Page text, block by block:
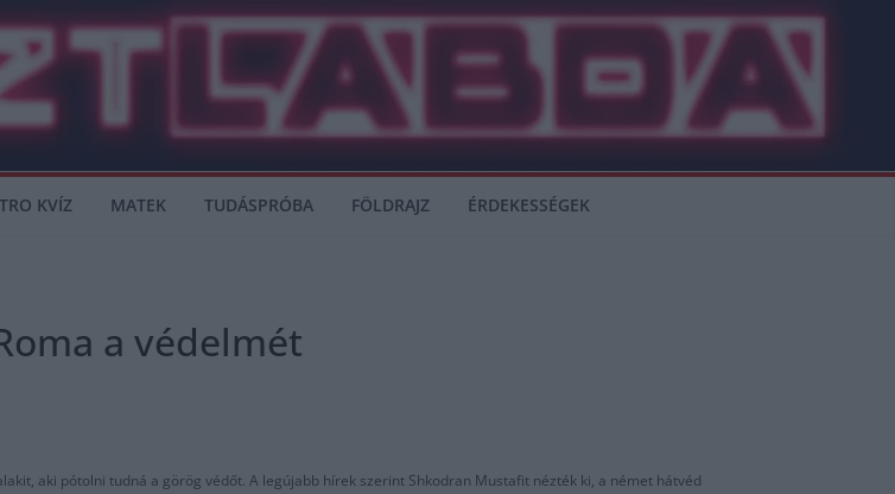
KVÍZ MATEK TUDÁSPRÓBA FÖLDRAJZ ÉRDEKESSÉGEK
a védelmét
aki pótolni tudná a görög védőt. A legújabb hírek szerint Shkodran Mustafit nézték ki, a német hátvéd